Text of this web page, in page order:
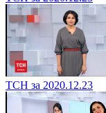
ТСН за 2020.12.23